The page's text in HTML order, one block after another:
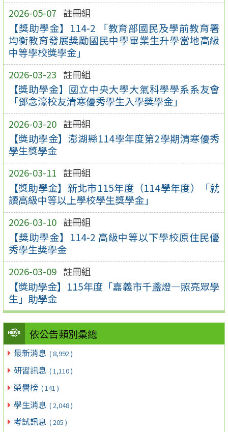
2026-05-07 註冊組
【獎助學金】114-2 「教育部國民及學前教育署
均衡教育發展獎勵國民中學畢業生升學當地高級
中等學校獎學金」
2026-03-23 註冊組
【獎助學金】國立中央大學大氣科學學系系友會
「鄧念濠校友清寒優秀學生入學獎學金」
2026-03-20 註冊組
【獎助學金】澎湖縣114學年度第2學期清寒優秀
學生獎學金
2026-03-11 註冊組
【獎助學金】新北市115年度（114學年度）「就
讀高級中等以上學校學生獎學金」
2026-03-10 註冊組
【獎助學金】114-2 高級中等以下學校原住民優
秀學生獎學金
2026-03-09 註冊組
【獎助學金】115年度「嘉義市千盞燈—照亮眾學
生」助學金
依公告類別彙總
最新消息 ( 8,992 )
研習訊息 ( 1,110 )
榮譽榜 ( 141 )
學生消息 ( 2,048 )
考試訊息 ( 205 )